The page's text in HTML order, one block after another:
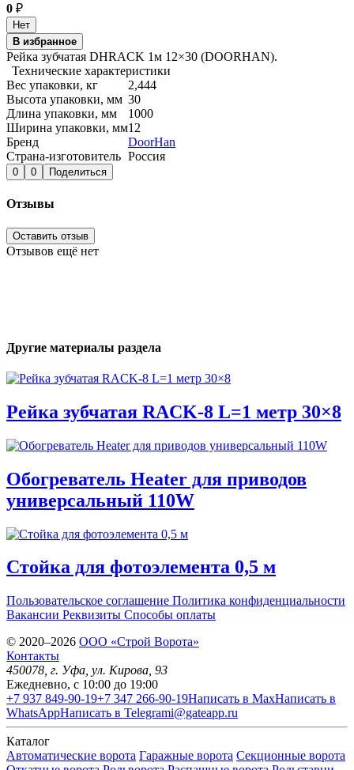
0 ₽
Нет
В избранное
Рейка зубчатая DHRACK 1м 12×30 (DOORHAN).
Технические характеристики
Вес упаковки, кг
2,444
Высота упаковки, мм 30
Длина упаковки, мм
1000
Ширина упаковки, мм12
Бренд
DoorHan
Страна-изготовитель Россия
0 0 Поделиться
Отзывы
Оставить отзыв
Отзывов ещё нет
Другие материалы раздела
Рейка зубчатая RACK-8 L=1 метр 30×8
Обогреватель Heater для приводов
универсальный 110W
Стойка для фотоэлемента 0,5 м
Пользовательское соглашение Политика конфиденциальности
Вакансии Реквизиты Способы оплаты
© 2020–2026 OOO «Строй Ворота»
Контакты
450078 , г. Уфа ул. Кирова, 93
Ежедневно, с 10:00 до 19:00
+7 937 849-90-19+7 347 266-90-19Написать в MaxНаписать в
WhatsAppНаписать в Telegrami@gateapp.ru
Каталог
Автоматические ворота Гаражные ворота Секционные ворота